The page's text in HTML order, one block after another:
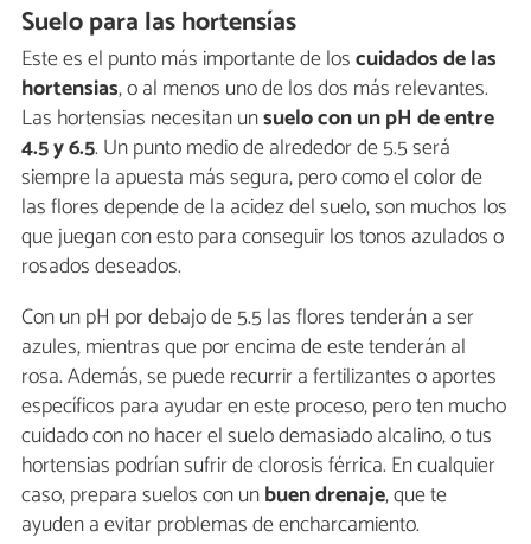
Suelo para las hortensías
Este es el punto más importante de loscuidados de las
hortensias, o al menos uno de los dos más relevantes.
Las hortensias necesitan unsuelo con un pH de entre
4.5 y 6.5. Un punto medio de alrededor de 5.5 será
siempre la apuesta más segura, pero como el color de
las flores depende de la acidez del suelo, son muchos los
que juegan con esto para conseguir los tonos azulados o
rosados deseados.
Con un pH por debajo de 5.5 las flores tenderán a ser
azules, mientras que por encima de este tenderán al
rosa. Además, se puede recurrir a fertilizantes o aportes
específicos para ayudar en este proceso, pero ten mucho
cuidado con no hacer el suelo demasiado alcalino, o tus
hortensias podrían sufrir de clorosis férrica. En cualquier
caso, prepara suelos con unbuen drenaje, que te
ayuden a evitar problemas de encharcamiento.